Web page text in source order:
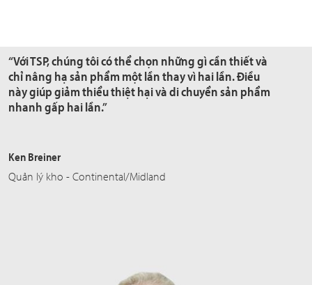
“Với TSP, chúng tôi có thể chọn những gì cần thiết và
chỉ nâng hạ sản phẩm một lần thay vì hai lần. Điều
này giúp giảm thiểu thiệt hại và di chuyển sản phẩm
nhanh gấp hai lần.”
Ken Breiner
Quản lý kho - Continental/Midland